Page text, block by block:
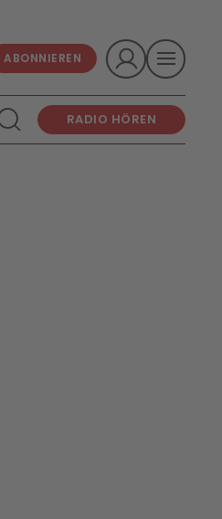
ABONNIEREN
RADIO HÖREN